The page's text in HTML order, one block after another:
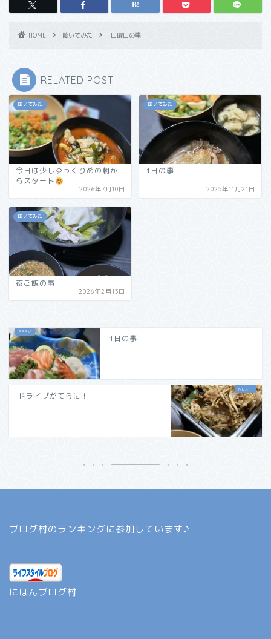
HOME 呟いてみた 日曜日の事
RELATED POST
呟いてみた
今日は少しゆっくりめの朝か
らスタート
2026年7月10日
呟いてみた
1日の事
2025年11月21日
呟いてみた
夜ご飯の事
2026年2月13日
1日の事
ドライブがてらに！
ブログ村のランキングに参加しています♪
にほんブログ村